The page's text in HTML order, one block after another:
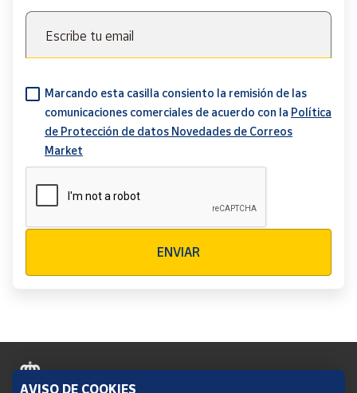
Escribe tu email
Marcando esta casilla consiento la remisión de las
comunicaciones comerciales de acuerdo con la Política
de Protección de datos Novedades de Correos
Market
ENVIAR
AVISO DE COOKIES